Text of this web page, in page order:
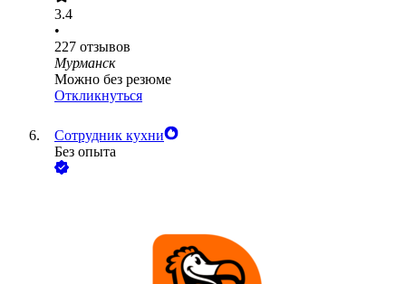
3.4
•
227 отзывов
Мурманск
Можно без резюме
Откликнуться
Сотрудник кухни
Без опыта